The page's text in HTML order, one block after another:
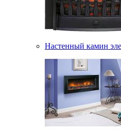
Настенный камин